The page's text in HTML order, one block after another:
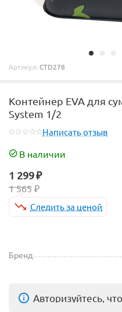
Артикул: CTD278
Контейнер EVA для
System 1/2
Написать отзыв
В наличии
1 299₽
1 565 ₽
Следить за ценой
Бренд
Авторизуйтесь,